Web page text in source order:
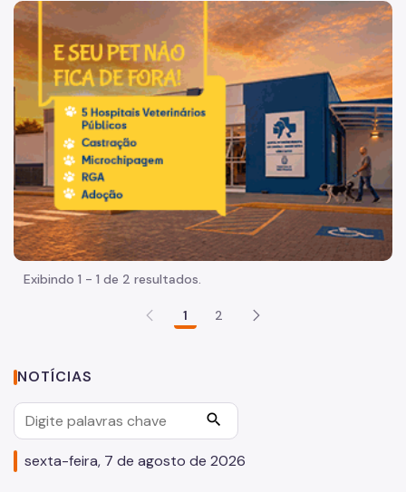
Acesso à Informação
Participação Social
Quadro de Serviços
Acesso à Proteção de Dados Pessoais
Organização
Quem é quem
Coordenadorias de Saúde
Supervisões de Saúde
Estabelecimentos e Serviços de Saúde
Missão, Visão e Valores
Assessoria de Planejamento – Asplan
Assessoria Parlamentar
Imagem de um cachorro caramelo e uma gata rajada,
Exibindo 1 - 1 de 2 resultados.
1 2
NOTÍCIAS
search
sexta-feira, 7 de agosto de 2026